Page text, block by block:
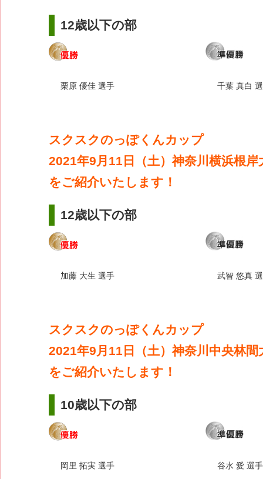
12歳以下の部
栗原 優佳 選手 千葉 真白
スクスクのっぽくんカップ
2021年9月11日（土）神奈川横浜根岸
をご紹介いたします！
12歳以下の部
加藤 大生 選手 武智 悠真
スクスクのっぽくんカップ
2021年9月11日（土）神奈川中央林間
をご紹介いたします！
10歳以下の部
岡里 拓実 選手 谷水 愛 選手